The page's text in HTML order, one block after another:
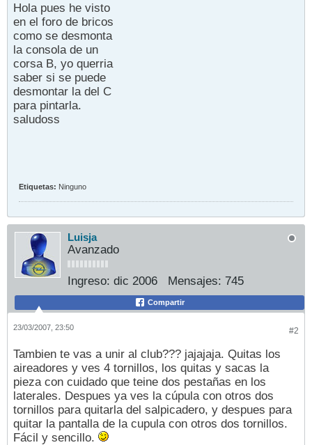
Hola pues he visto
en el foro de bricos
como se desmonta
la consola de un
corsa B, yo querria
saber si se puede
desmontar la del C
para pintarla.
saludoss
Etiquetas: Ninguno
Luisja
Avanzado
Ingreso: dic 2006 Mensajes: 745
Compartir
#2
23/03/2007, 23:50
Tambien te vas a unir al club??? jajajaja. Quitas los
aireadores y ves 4 tornillos, los quitas y sacas la
pieza con cuidado que teine dos pestañas en los
laterales. Despues ya ves la cúpula con otros dos
tornillos para quitarla del salpicadero, y despues para
quitar la pantalla de la cupula con otros dos tornillos.
Fácil y sencillo.